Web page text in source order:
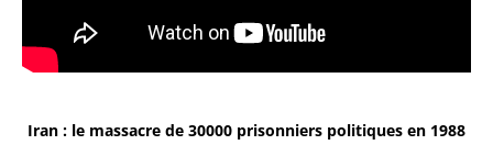
Iran : le massacre de 30000 prisonniers politiques en 1988